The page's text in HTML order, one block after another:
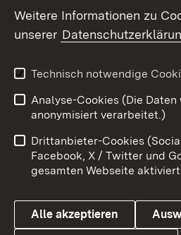
Social Wall
X / Twitter
Youtube
Benutzungshinweise
Datenschutz
Weitere Informationen zu
unserer
Technisch notwendige
Analyse-Cookies (Die
anonymisiert verarbeitet.)
Drittanbieter-Cookies
Facebook, X / Twitter und
gesamten Webseite
Alle akzeptieren